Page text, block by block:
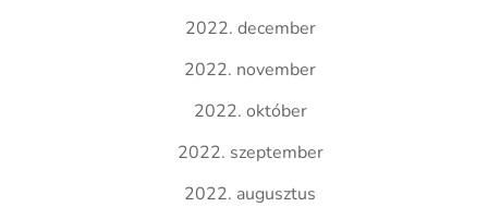
2022. december
2022. november
2022. október
2022. szeptember
2022. augusztus